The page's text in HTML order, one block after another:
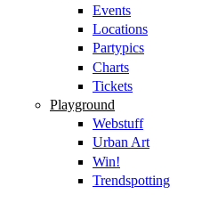
Events
Locations
Partypics
Charts
Tickets
Playground
Webstuff
Urban Art
Win!
Trendspotting